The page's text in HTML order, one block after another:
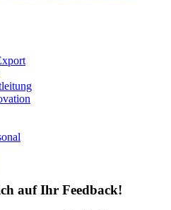
auf Ihr Feedback!